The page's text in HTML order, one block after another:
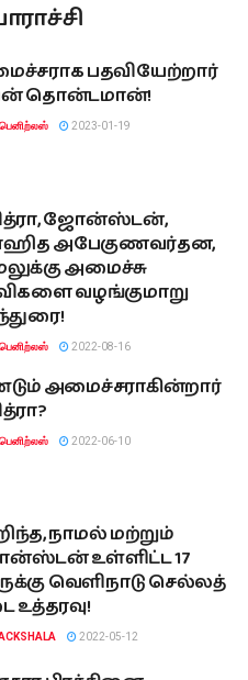
பதவியேற்றார்
தொன்டமான்!
2023-01-19
ஜோன்ஸ்டன்,
அபேகுணவர்தன,
அமைச்சு
வழங்குமாறு
2022-08-16
அமைச்சராகின்றார்
2022-06-10
நாமல் மற்றும்
உள்ளிட்ட 17
வெளிநாடு செல்லத்
உத்தரவு!
2022-05-12